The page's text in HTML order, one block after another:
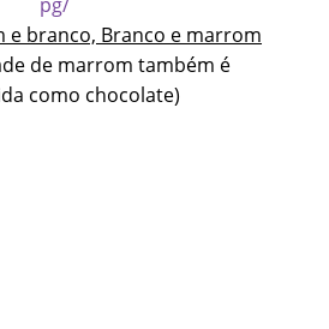
e branco, Branco e marrom
de marrom também é
como chocolate)